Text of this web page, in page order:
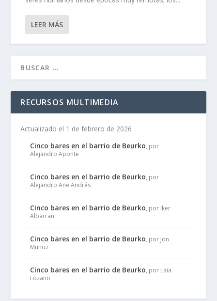
LEER MÁS
RECURSOS MULTIMEDIA
Actualizado el 1 de febrero de 2026
Cinco bares en el barrio de Beurko, por
Alejandro Aponte
Cinco bares en el barrio de Beurko, por
Alejandro Ane Andrés
Cinco bares en el barrio de Beurko, por Iker
Albarran
Cinco bares en el barrio de Beurko, por Jon
Muñoz
Cinco bares en el barrio de Beurko, por Laia
Lozano